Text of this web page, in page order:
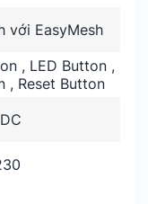
với EasyMesh
, LED Button ,
, Reset Button